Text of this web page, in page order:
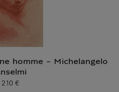
homme - Michelangelo
​​actuel
210 €